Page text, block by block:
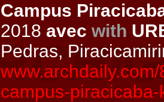
Campus
2018 avec with
Pedras,
campus-